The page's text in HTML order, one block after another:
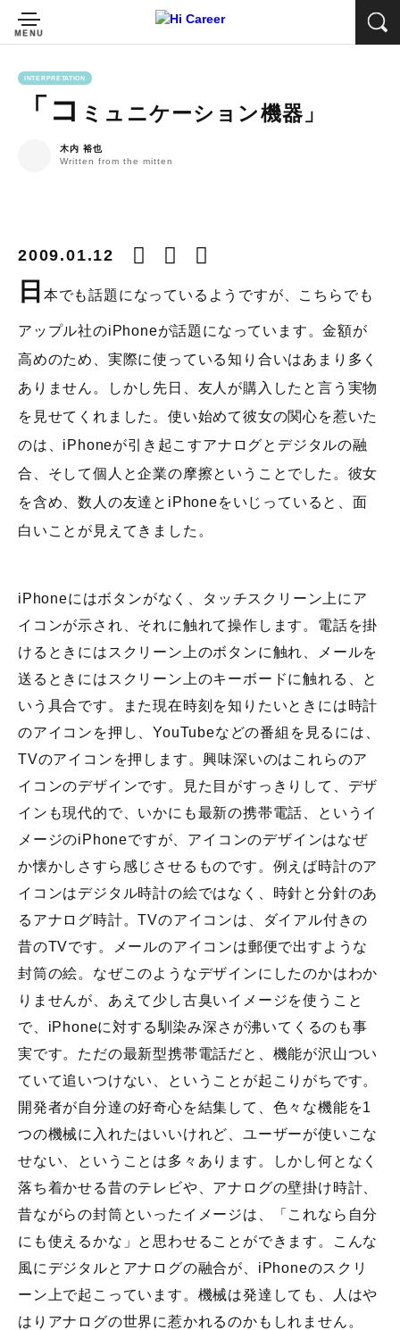
INTERPRETATION
「コ ミュニケーション機器」
木内 裕也
Written from the mitten
2009.01.12
日 本でも話題になっているようですが、こちらでも
アップル社のiPhoneが話題になっています。金額が
高めのため、実際に使っている知り合いはあまり多く
ありません。しかし先日、友人が購入したと言う実物
を見せてくれました。使い始めて彼女の関心を惹いた
のは、iPhoneが引き起こすアナログとデジタルの融
合、そして個人と企業の摩擦ということでした。彼女
を含め、数人の友達とiPhoneをいじっていると、面
白いことが見えてきました。
iPhoneにはボタンがなく、タッチスクリーン上にア
イコンが示され、それに触れて操作します。電話を掛
けるときにはスクリーン上のボタンに触れ、メールを
送るときにはスクリーン上のキーボードに触れる、と
いう具合です。また現在時刻を知りたいときには時計
のアイコンを押し、YouTubeなどの番組を見るには、
TVのアイコンを押します。興味深いのはこれらのア
イコンのデザインです。見た目がすっきりして、デザ
インも現代的で、いかにも最新の携帯電話、というイ
メージのiPhoneですが、アイコンのデザインはなぜ
か懐かしさすら感じさせるものです。例えば時計のア
イコンはデジタル時計の絵ではなく、時針と分針のあ
るアナログ時計。TVのアイコンは、ダイアル付きの
昔のTVです。メールのアイコンは郵便で出すような
封筒の絵。なぜこのようなデザインにしたのかはわか
りませんが、あえて少し古臭いイメージを使うこと
で、iPhoneに対する馴染み深さが沸いてくるのも事
実です。ただの最新型携帯電話だと、機能が沢山つい
ていて追いつけない、ということが起こりがちです。
開発者が自分達の好奇心を結集して、色々な機能を1
つの機械に入れたはいいけれど、ユーザーが使いこな
せない、ということは多々あります。しかし何となく
落ち着かせる昔のテレビや、アナログの壁掛け時計、
昔ながらの封筒といったイメージは、「これなら自分
にも使えるかな」と思わせることができます。こんな
風にデジタルとアナログの融合が、iPhoneのスクリ
ーン上で起こっています。機械は発達しても、人はや
はりアナログの世界に惹かれるのかもしれません。